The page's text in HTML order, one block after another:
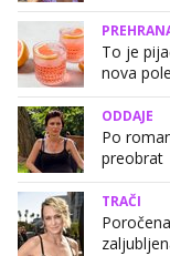
To je
nova
ODDAJE
Po
preobrat
TRAČI